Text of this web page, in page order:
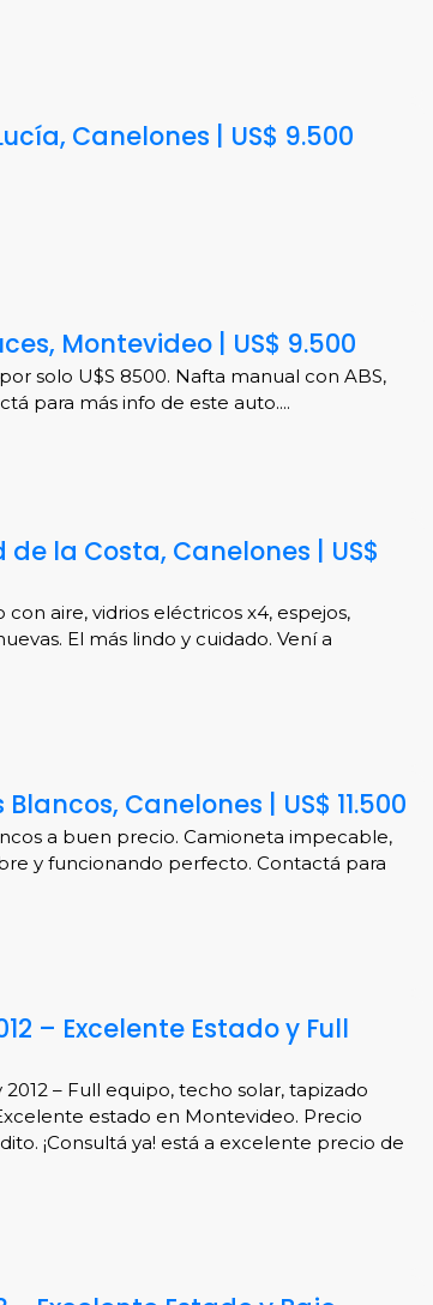
Canelones | US$ 9.500
Montevideo | US$ 9.500
solo U$S 8500. Nafta manual con ABS,
para más info de este auto....
la Costa, Canelones | US$
aire, vidrios eléctricos x4, espejos,
El más lindo y cuidado. Vení a
Canelones | US$ 11.500
a buen precio. Camioneta impecable,
y funcionando perfecto. Contactá para
– Excelente Estado y Full
– Full equipo, techo solar, tapizado
estado en Montevideo. Precio
¡Consultá ya! está a excelente precio de